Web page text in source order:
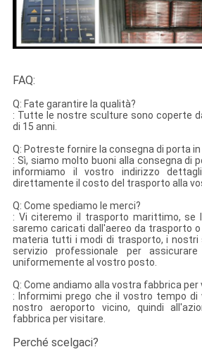
FAQ:
Q: Fate garantire la qualità?
: Tutte le nostre sculture sono coperte
di 15 anni.
Q: Potreste fornire la consegna di porta
: Sì, siamo molto buoni alla consegna di
informiamo il vostro indirizzo
direttamente il costo del trasporto alla
Q: Come spediamo le merci?
: Vi citeremo il trasporto marittimo, se
saremo caricati dall'aereo da trasporto
materia tutti i modi di trasporto, i nostri
servizio professionale per
uniformemente al vostro posto.
Q: Come andiamo alla vostra fabbrica per
: Informimi prego che il vostro tempo di
nostro aeroporto vicino, quindi
fabbrica per visitare.
Perché scelgaci?